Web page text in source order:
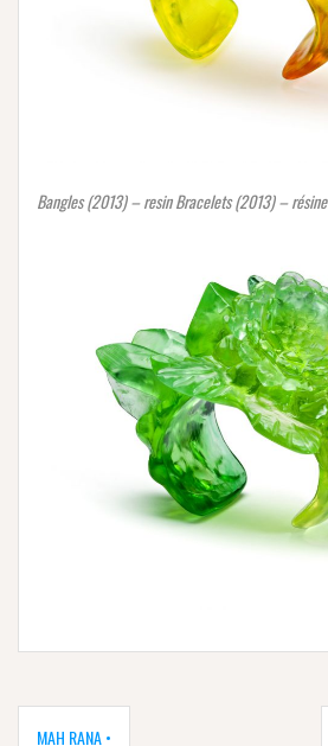
Bangles (2013) – resin Bracelets (2013) – résine
Navigation
MAH RANA •